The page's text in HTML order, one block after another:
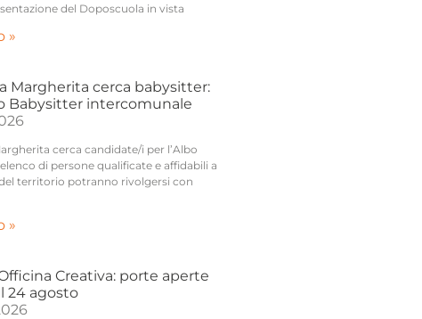
del Doposcuola in vista
»
Margherita cerca babysitter:
Babysitter intercomunale
cerca candidate/i per l’Albo
di persone qualificate e affidabili a
territorio potranno rivolgersi con
»
Creativa: porte aperte
24 agosto